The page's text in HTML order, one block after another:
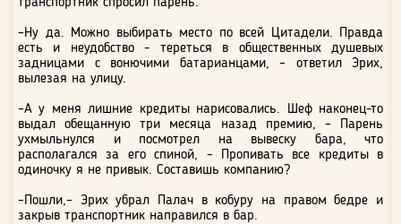
–Ну да. Можно выбирать место по всей Цитадели. Правда
есть и неудобство - тереться в общественных душевых
задницами с вонючими батарианцами, – ответил Эрих,
вылезая на улицу.
–А у меня лишние кредиты нарисовались. Шеф наконец-то
выдал обещанную три месяца назад премию, – Парень
ухмыльнулся и посмотрел на вывеску бара, что
располагался за его спиной, – Пропивать все кредиты в
одиночку я не привык. Составишь компанию?
–Пошли,– Эрих убрал Палач в кобуру на правом бедре и
закрыв транспортник направился в бар.